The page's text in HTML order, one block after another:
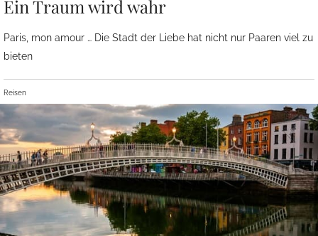
Ein Traum wird wahr
Paris, mon amour … Die Stadt der Liebe hat nicht nur Paaren viel zu
bieten
Reisen